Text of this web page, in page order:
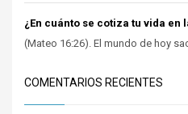
¿En cuánto se cotiza tu vida en
(Mateo 16:26). El mundo de hoy
COMENTARIOS RECIENTES